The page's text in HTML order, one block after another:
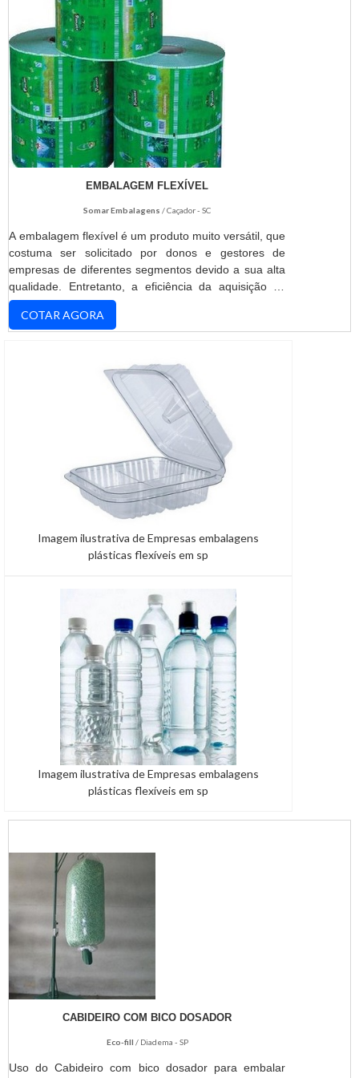
EMBALAGEM FLEXÍVEL
Somar Embalagens / Caçador - SC
A embalagem flexível é um produto muito versátil, que
costuma ser solicitado por donos e gestores de
empresas de diferentes segmentos devido a sua alta
qualidade. Entretanto, a eficiência da aquisição só
será definitiva para os clientes que prezarem pela
ótima relação custo-benefício ao invés do preço mais
produzida de matérias-primas de alta qualidade, que
COTAR AGORA
Imagem ilustrativa de Empresas embalagens
plásticas flexíveis em sp
Imagem ilustrativa de Empresas embalagens
plásticas flexíveis em sp
CABIDEIRO COM BICO DOSADOR
Eco-fill / Diadema - SP
Uso do Cabideiro com bico dosador para embalar